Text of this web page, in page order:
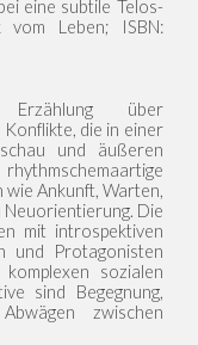
eine subtile Telos-
vom Leben; ISBN:
über
die in einer
und äußeren
wie Ankunft, Warten,
Neuorientierung. Die
mit introspektiven
und Protagonisten
sozialen
sind Begegnung,
zwischen